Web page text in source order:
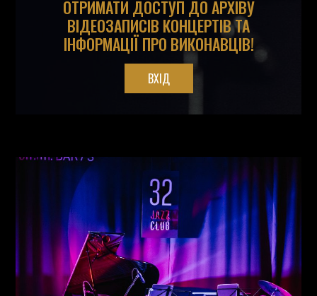
ОТРИМАТИ ДОСТУП ДО АРХІВУ
ВІДЕОЗАПИСІВ КОНЦЕРТІВ ТА
ІНФОРМАЦІЇ ПРО ВИКОНАВЦІВ!
ВХІД